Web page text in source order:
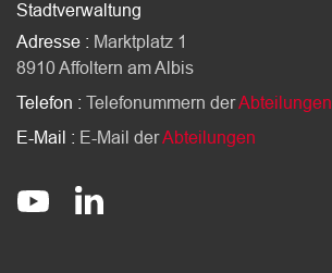
Stadtverwaltung
Adresse : Marktplatz 1
8910 Affoltern am Albis
Telefon : Telefonummern derAbteilungen
E-Mail : E-Mail derAbteilungen
Socials
@StadtAffolternamAlbis
stadt-affoltern-am-albis